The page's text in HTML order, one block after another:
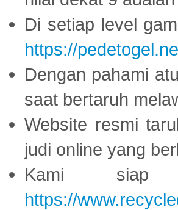
Di setiap level
https://
Dengan pahami
saat bertaruh
Website resmi
judi online yang
Kami siap
https://